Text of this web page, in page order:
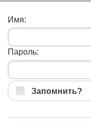
Имя:
Пароль:
Запомнить?